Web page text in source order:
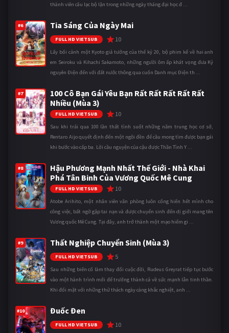
thành viên câu lạc bộ lặn trong những ngày tháng đại học đ ...
#6 Tia Sáng Của Ngày Mai
FULL HD VIETSUB 10
Lấy bối cảnh một Kyoto giả tưởng của thế kỷ 20, bộ phim kể về hai anh
em Seiroku và Kihachi Sakamoto, những người ôm ấp khát vọng đưa Kỷ
nguyên Điện đến với đất nước thông qua cuốn Danh mục Điện th ...
#7
100 Cô Bạn Gái Yêu Bạn Rất Rất Rất Rất Rất
Nhiều (Mùa 3)
FULL HD VIETSUB 10
Sau khi trải qua 100 lần thất tình suốt những năm trung học cơ sở,
Rentaro Aijo quyết định đến một ngôi đền để cầu mong tìm được bạn gái
khi bước vào cấp ba. Lời cầu nguyện của cậu được Thần Tình Y ...
#8
Hậu Phương Mạnh Nhất Thế Giới - Nhà Khai
Phá Tân Binh Của Vương Quốc Mê Cung
FULL HD VIETSUB 10
Atobe Arihito, một nhân viên văn phòng luôn cống hiến hết mình cho
công việc, bất ngờ gặp tai nạn và được chuyển sinh đến dị giới mang tên
Vương quốc Mê Cung. Tại đây, anh trở thành một mạo hiểm gi ...
#9 Thất Nghiệp Chuyển Sinh (Mùa 3)
FULL HD VIETSUB 5
Sau những biến cố làm thay đổi cuộc đời, Rudeus Greyrat tiếp tục bước
vào một hành trình mới để trưởng thành cả về sức mạnh lẫn tinh thần.
Khi đối mặt với những thử thách ngày càng khắc nghiệt, anh ...
#10 Đuốc Đen
FULL HD VIETSUB 10